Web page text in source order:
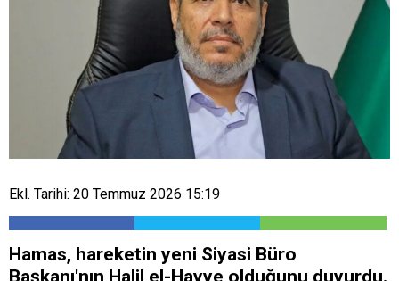
Ekl. Tarihi: 20 Temmuz 2026 15:19
Hamas, hareketin yeni Siyasi Büro
Başkanı'nın Halil el-Hayye olduğunu duyurdu.